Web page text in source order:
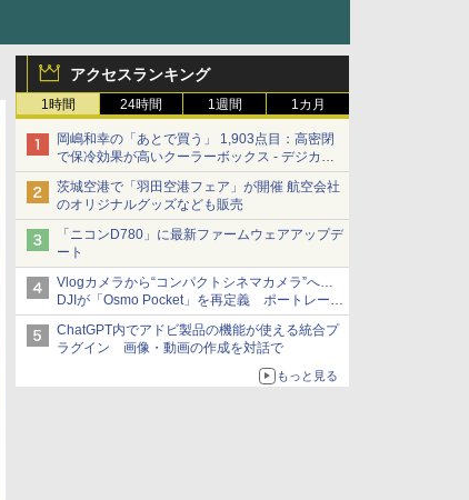
アクセスランキング
1時間 24時間 1週間 1カ月
岡嶋和幸の「あとで買う」 1,903点目：高密閉
で保冷効果が高いクーラーボックス - デジカメ
Watch
茨城空港で「羽田空港フェア」が開催 航空会社
のオリジナルグッズなども販売
「ニコンD780」に最新ファームウェアアップデ
ート
Vlogカメラから“コンパクトシネマカメラ”へ…
DJIが「Osmo Pocket」を再定義 ポートレート
重視の映像設計に
ChatGPT内でアドビ製品の機能が使える統合プ
ラグイン 画像・動画の作成を対話で
もっと見る